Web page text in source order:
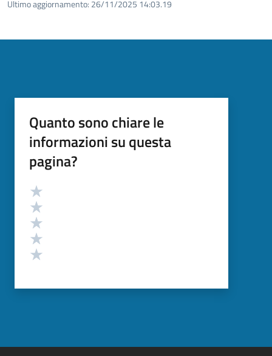
Ultimo aggiornamento: 26/11/2025 14:03.19
Quanto sono chiare le
informazioni su questa
pagina?
Valutazione